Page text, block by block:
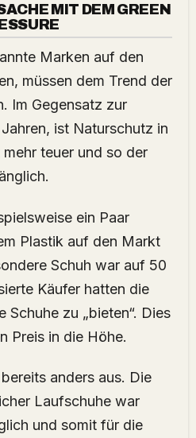
MIT DEM GREEN
Marken auf den
müssen dem Trend der
Im Gegensatz zur
ist Naturschutz in
teuer und so der
ein Paar
Plastik auf den Markt
Schuh war auf 50
Käufer hatten die
zu „bieten“. Dies
Preis in die Höhe.
anders aus. Die
Laufschuhe war
und somit für die